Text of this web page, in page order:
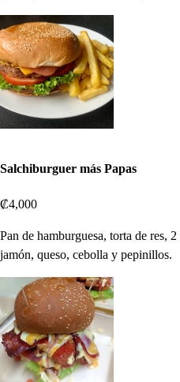
Salchiburguer más Papas
₡4,000
Pan de hamburguesa, torta de res,
jamón, queso, cebolla y pepinillos.